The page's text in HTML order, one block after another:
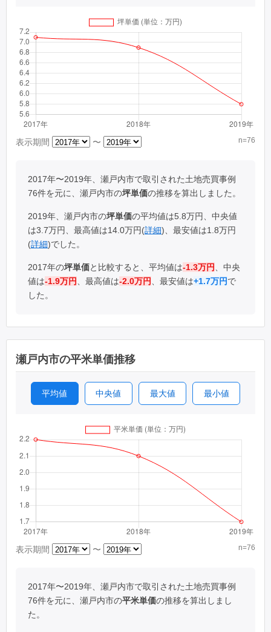
表示期間 〜 n=76
2017年〜2019年、瀬戸内市で取引された土地売買事例
76件を元に、瀬戸内市の坪単価の推移を算出しました。
2019年、瀬戸内市の坪単価の平均値は5.8万円、中央値
は3.7万円、最高値は14.0万円(詳細)、最安値は1.8万円
(詳細)でした。
2017年の坪単価と比較すると、平均値は-1.3万円
、中央
値は-1.9万円 、最高値は-2.0万円 、最安値は+1.7万円で
した。
瀬戸内市の平米単価推移
平均値 中央値 最大値 最小値
表示期間 〜 n=76
2017年〜2019年、瀬戸内市で取引された土地売買事例
76件を元に、瀬戸内市の平米単価の推移を算出しまし
た。